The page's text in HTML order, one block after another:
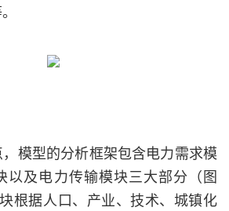
模型的分析框架包含电力需求模
以及电力传输模块三大部分（图
根据人口、产业、技术、城镇化